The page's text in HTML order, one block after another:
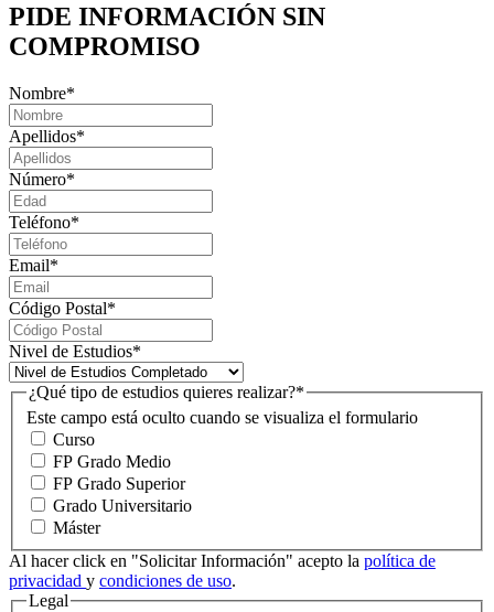
PIDE INFORMACIÓN SIN
COMPROMISO
Nombre*
Apellidos*
Número*
Teléfono*
Email*
Código Postal*
Nivel de Estudios*
Este campo está oculto cuando se visualiza el formulario
¿Qué tipo de estudios quieres realizar?*
Curso
FP Grado Medio
FP Grado Superior
Grado Universitario
Máster
Al hacer click en "Solicitar Información" acepto la política de
privacidad y condiciones de uso.
Legal